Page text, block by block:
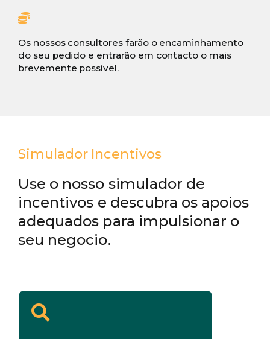
Os nossos consultores farão o encaminhamento
do seu pedido e entrarão em contacto o mais
brevemente possível.
Simulador Incentivos
Use o nosso simulador de
incentivos e descubra os apoios
adequados para impulsionar o
seu negocio.